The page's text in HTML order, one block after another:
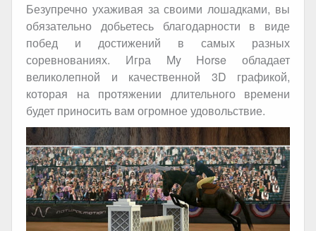
Безупречно ухаживая за своими лошадками, вы
обязательно добьетесь благодарности в виде
побед и достижений в самых разных
соревнованиях. Игра My Horse обладает
великолепной и качественной 3D графикой,
которая на протяжении длительного времени
будет приносить вам огромное удовольствие.